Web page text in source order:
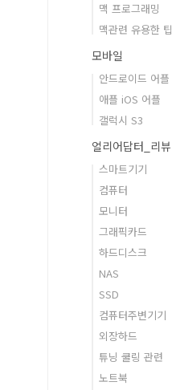
맥 프로그래밍
맥관련 유용한 팁
모바일
안드로이드 어플
애플 iOS 어플
갤럭시 S3
얼리어답터_리뷰
스마트기기
컴퓨터
모니터
그래픽카드
하드디스크
NAS
SSD
컴퓨터주변기기
외장하드
튜닝 쿨링 관련
노트북